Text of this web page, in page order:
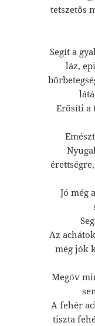
tetszetős
Segít a
láz,
Erősíti a
Jó még
Az
még jók
Megóv
A fehér
tiszta